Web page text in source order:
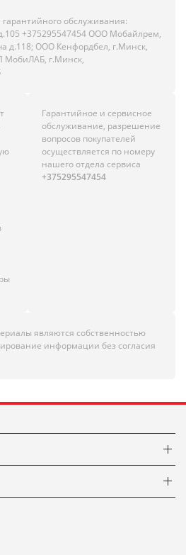
обслуживания:
+375295547454 ООО Мобайлрем,
д.118; ООО Кенфордбел, г.Минск,
МобиЛАБ, г.Минск,
Гарантийное и сервисное
обслуживание, разрешение
вопросов покупателей
осуществляется по номеру
нашего отдела сервиса
+375295547454
являются собственностью
информации без согласия